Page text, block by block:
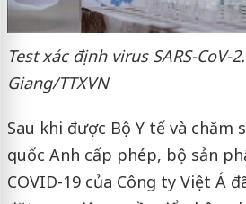
Test xác định virus SARS-CoV-
Giang/TTXVN
Sau khi được Bộ Y tế và chăm
quốc Anh cấp phép, bộ sản
COVID-19 của Công ty Việt Á